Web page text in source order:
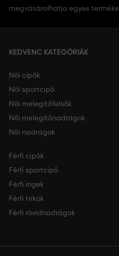
megvásárolhatja egyes
KEDVENC KATEGÓRIÁK
Női cipők
Női sportcipő
Női melegítőfelsők
Női melegítőnadrágok
Női nadrágok
Férfi cipők
Férfi sportcipő
Férfi ingek
Férfi trikók
Férfi rövidnadrágok